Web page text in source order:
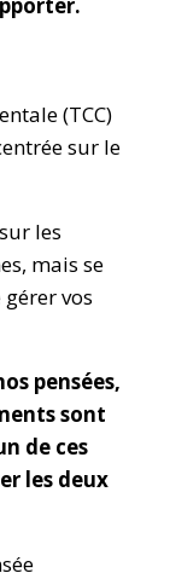
(TCC)
sur le
les
mais se
vos
pensées,
sont
de ces
les deux